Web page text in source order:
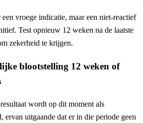
vroege indicatie, maar een niet-reactief
Test opnieuw 12 weken na de laatste
zekerheid te krijgen.
blootstelling 12 weken of
wordt op dit moment als
ervan uitgaande dat er in die periode geen